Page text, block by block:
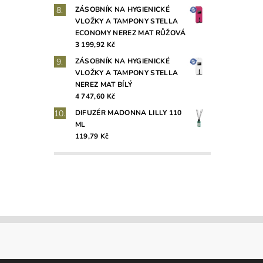
ZÁSOBNÍK NA HYGIENICKÉ
VLOŽKY A TAMPONY STELLA
ECONOMY NEREZ MAT RŮŽOVÁ
3 199,92 Kč
ZÁSOBNÍK NA HYGIENICKÉ
VLOŽKY A TAMPONY STELLA
NEREZ MAT BÍLÝ
4 747,60 Kč
DIFUZÉR MADONNA LILLY 110
ML
119,79 Kč